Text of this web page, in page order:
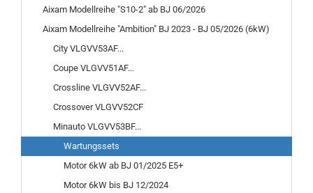
Aixam Modellreihe "S10-2" ab BJ 06/2026
Aixam Modellreihe "Ambition" BJ 2023 - BJ 05/2026 (6kW)
City VLGVV53AF...
Coupe VLGVV51AF...
Crossline VLGVV52AF...
Crossover VLGVV52CF
Minauto VLGVV53BF...
Wartungssets
Motor 6kW ab BJ 01/2025 E5+
Motor 6kW bis BJ 12/2024